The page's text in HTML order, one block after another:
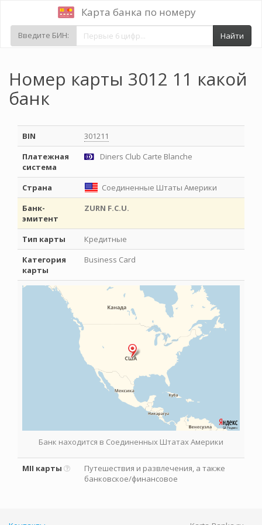
Карта банка по номеру
Введите БИН: Найти
Номер карты 3012 11 какой
банк
BIN
301211
Платежная
система
Diners Club Carte Blanche
Страна
Соединенные Штаты Америки
Банк-
эмитент
ZURN F.C.U.
Тип карты
Кредитные
Категория
карты
Business Card
Банк находится в Соединенных Штатах Америки
MII карты
Путешествия и развлечения, а также
банковское/финансовое